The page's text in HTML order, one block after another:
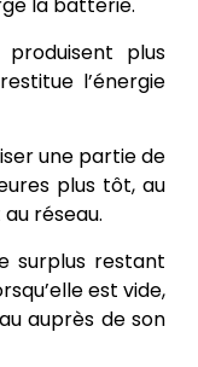
la batterie.
plus
l’énergie
une partie de
plus tôt, au
réseau.
surplus restant
est vide,
auprès de son